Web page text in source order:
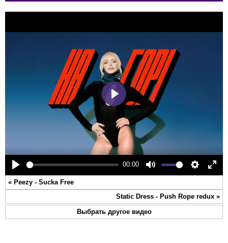
Play
00:00
Mute Settings
Play
« Peezy - Sucka Free
Static Dress - Push Rope redux »
Выбрать другое видео